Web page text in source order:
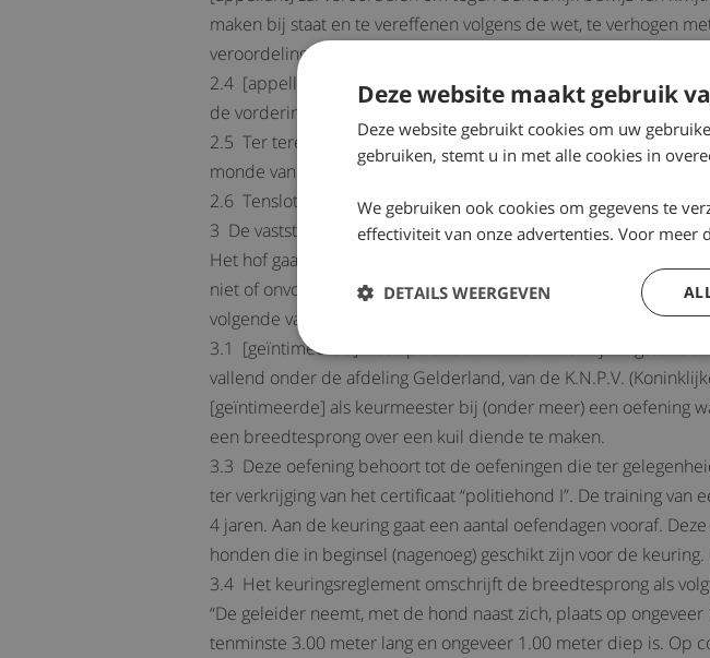
maken bij staat en te vereffenen volgens de wet, te verhogen
veroordeling van [appellant] in de kosten van beide instanties.
2.4 [appellant] heeft bij memorie van antwoord in het
de vordering in het incidenteel appèl refereert aan het oordeel
2.5 Ter terechtzitting van het hof van 11 juli 2001 hebben
monde van mr J.F. Koorevaar, advocaat te Amsterdam, en
2.6 Tenslotte hebben partijen de stukken overgelegd voor het
3 De vaststaande feiten
Het hof gaat op grond van de in zoverre niet bestreden
niet of onvoldoende (gemotiveerd) is weersproken dan wel
volgende vaststaande feiten.
3.1 [geïntimeerde] was op 15 februari 1997 als vrijwilligster
vallend onder de afdeling Gelderland, van de K.N.P.V.
[geïntimeerde] als keurmeester bij (onder meer) een oefening
een breedtesprong over een kuil diende te maken.
3.3 Deze oefening behoort tot de oefeningen die ter
ter verkrijging van het certificaat “politiehond I”. De training
4 jaren. Aan de keuring gaat een aantal oefendagen vooraf.
honden die in beginsel (nagenoeg) geschikt zijn voor de
3.4 Het keuringsreglement omschrijft de breedtesprong als
“De geleider neemt, met de hond naast zich, plaats op
tenminste 3.00 meter lang en ongeveer 1.00 meter diep is. Op
Deze website maakt gebruik
Deze website gebruikt cookies om uw
gebruiken, stemt u in met alle cookies in
We gebruiken ook cookies om gegevens te
effectiviteit van onze advertenties. Voor meer
DETAILS WEERGEVEN